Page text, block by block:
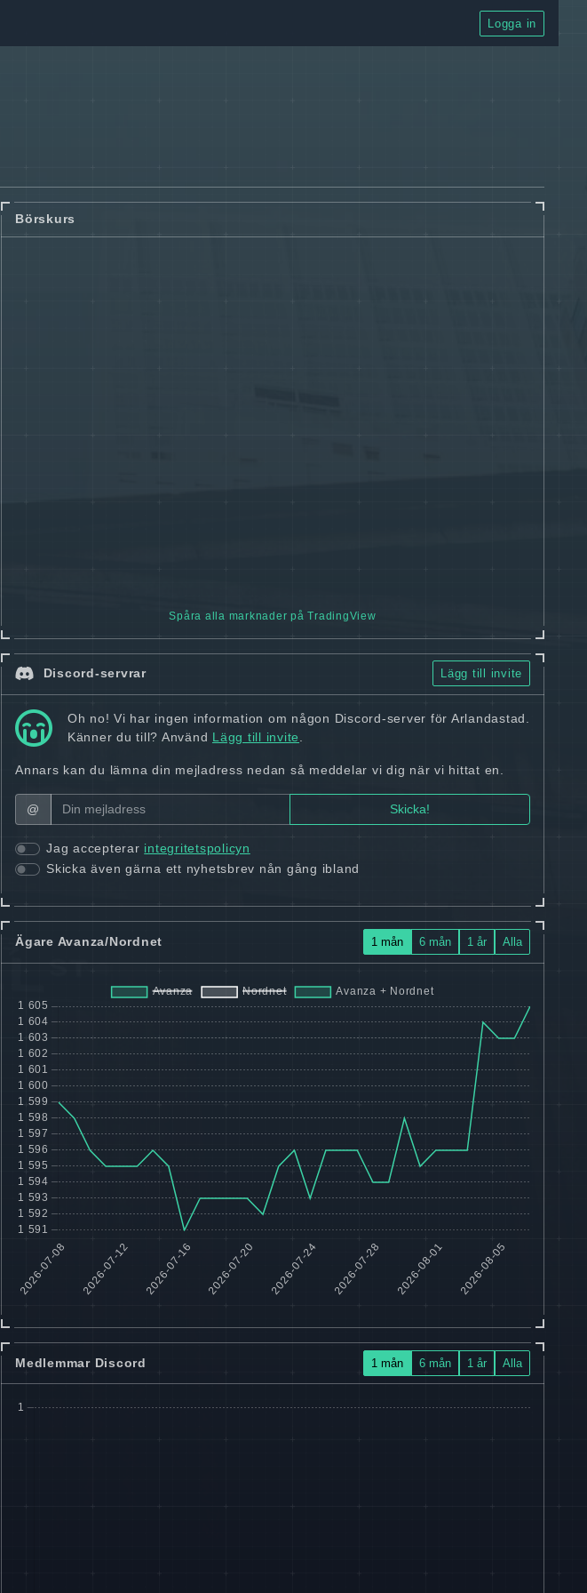
Logga in
Börskurs
Spåra alla marknader på TradingView
Discord-servrar Lägg till invite
Oh no! Vi har ingen information om någon Discord-server för Arlandastad.
Känner du till? Använd Lägg till invite
Annars kan du lämna din mejladress nedan så meddelar vi dig när vi hittat en.
@
Jag accepterar integritetspolicyn
Skicka även gärna ett nyhetsbrev nån gång ibland
Ägare Avanza/Nordnet 1 mån 6 mån 1 år Alla
Medlemmar Discord 1 mån 6 mån 1 år Alla